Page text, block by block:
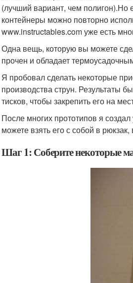
(лучший вариант, чем полигон).Но
контейнеры можно повторно
www.instructables.com уже есть
Одна вещь, которую вы можете
прочен и обладает
Я пробовал сделать некоторые
производства струн. Результаты
тисков, чтобы закрепить его на
После многих прототипов я
можете взять его с собой в
Шаг 1: Соберите некоторые